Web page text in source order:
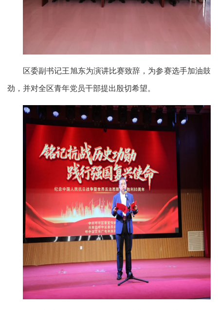
区委副书记王旭东为演讲比赛致辞，为参赛选手加油鼓
劲，并对全区青年党员干部提出殷切希望。